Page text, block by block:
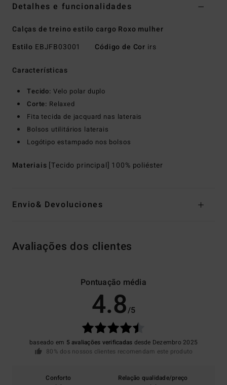
Detalhes e funcionalidades
Calças de treino estilo cargo Roxo mulher
Estilo EBJFB03001 Código de Cor irs
Características
Tecido: Velo polar duplo
Corte: Relaxed
Fita tecida de jacquard nas laterais
Bolsos utilitários laterais
Logótipo estampado nos bolsos
Materiais [Tecido principal] 100% poliéster
Envio& Devoluciones
Avaliações dos clientes
Pontuação média
4.8/5
baseado em 5 avaliações verificadas desde Dezembro 2025
80% dos nossos clientes recomendam este produto
Conforto
Relação qualidade/preço